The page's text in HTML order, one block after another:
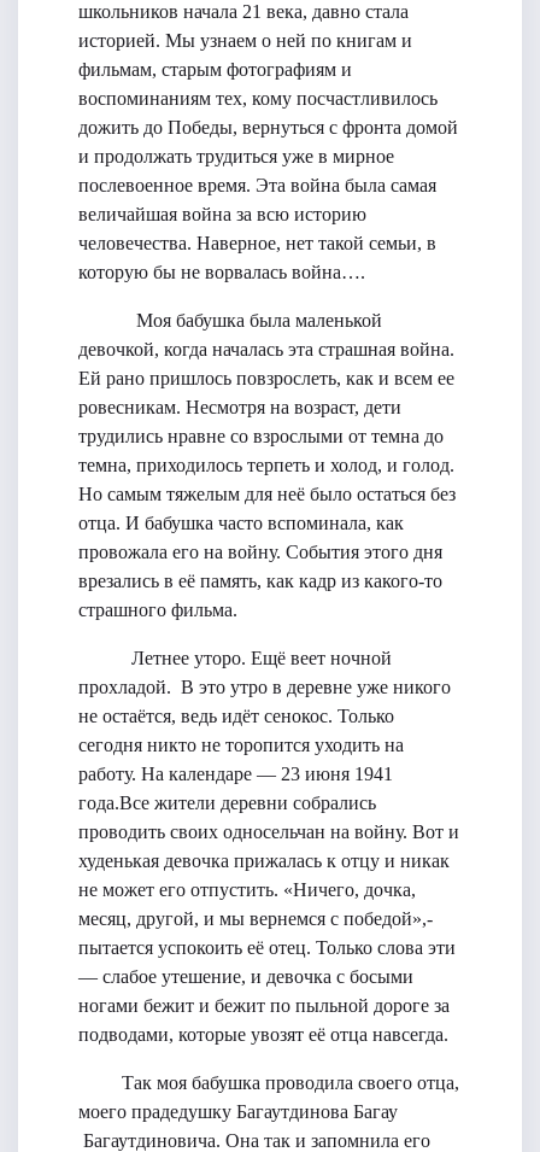
школьников начала 21 века, давно стала
историей. Мы узнаем о ней по книгам и
фильмам, старым фотографиям и
воспоминаниям тех, кому посчастливилось
дожить до Победы, вернуться с фронта домой
и продолжать трудиться уже в мирное
послевоенное время. Эта война была самая
величайшая война за всю историю
человечества. Наверное, нет такой семьи, в
которую бы не ворвалась война….
Моя бабушка была маленькой
девочкой, когда началась эта страшная война.
Ей рано пришлось повзрослеть, как и всем ее
ровесникам. Несмотря на возраст, дети
трудились нравне со взрослыми от темна до
темна, приходилось терпеть и холод, и голод.
Но самым тяжелым для неё было остаться без
отца. И бабушка часто вспоминала, как
провожала его на войну. События этого дня
врезались в её память, как кадр из какого-то
страшного фильма.
Летнее уторо. Ещё веет ночной
прохладой. В это утро в деревне уже никого
не остаётся, ведь идёт сенокос. Только
сегодня никто не торопится уходить на
работу. На календаре — 23 июня 1941
года.Все жители деревни собрались
проводить своих односельчан на войну. Вот и
худенькая девочка прижалась к отцу и никак
не может его отпустить. «Ничего, дочка,
месяц, другой, и мы вернемся с победой»,-
пытается успокоить её отец. Только слова эти
— слабое утешение, и девочка с босыми
ногами бежит и бежит по пыльной дороге за
подводами, которые увозят её отца навсегда.
Так моя бабушка проводила своего отца,
моего прадедушку Багаутдинова Багау
Багаутдиновича. Она так и запомнила его